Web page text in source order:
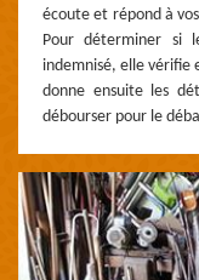
écoute et répond à
Pour déterminer si
indemnisé, elle vérifie
donne ensuite les
débourser pour le